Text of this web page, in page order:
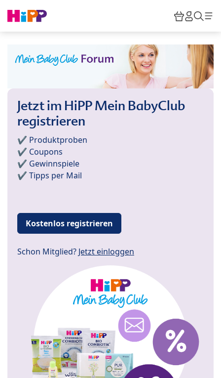
HiPP
Jetzt im HiPP Mein BabyClub
registrieren
✔️ Produktproben
✔️ Coupons
✔️ Gewinnspiele
✔️ Tipps per Mail
Kostenlos registrieren
Schon Mitglied? Jetzt einloggen